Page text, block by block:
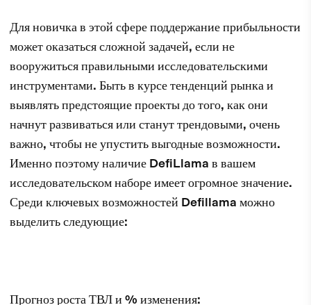
Для новичка в этой сфере поддержание прибыльности
может оказаться сложной задачей, если не
вооружиться правильными исследовательскими
инструментами. Быть в курсе тенденций рынка и
выявлять предстоящие проекты до того, как они
начнут развиваться или станут трендовыми, очень
важно, чтобы не упустить выгодные возможности.
Именно поэтому наличие DefiLlama в вашем
исследовательском наборе имеет огромное значение.
Среди ключевых возможностей Defillama можно
выделить следующие:
Прогноз роста ТВЛ и % изменения: